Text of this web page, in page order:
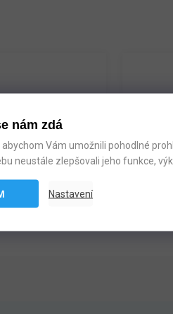
nám zdá
Vám umožnili pohodlné
neustále zlepšovali jeho funkce,
Nastavení
Po-Pá 9:00 -
18:00
608 223 270